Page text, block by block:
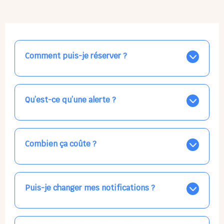
Comment puis-je réserver ?
Nos places libres au quotidien sont affichées jour par
jour dans le calendrier ci-dessus, EN BLEU. Tapez sur
celle qui vous intéresse, choisissez vos horaires, et la
confirmation est immédiate ! Vos accueils
Qu’est-ce qu’une alerte ?
Vous avez besoin d'une solution d'accueil pour une
date précise, ou pour un jour régulier dans la semaine,
mais les places disponibles EN BLEU ne correspondent
pas ? Créez une alerte ponctuelle ou récurrente, ainsi
Combien ça coûte ?
Votre accueil est normalement facturé par la direction
de la crèche, en fin de mois, selon votre taux horaire
habituel. N'hésitez pas à confirmer directement avec
l'équipe lors de la prochaine visite !
Puis-je changer mes notifications ?
Dans votre profil (bouton bleu en haut à droite), vous
pouvez choisir de recevoir les alertes et confirmations